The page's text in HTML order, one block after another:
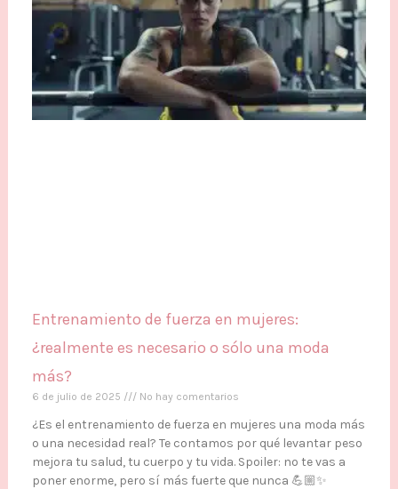
Entrenamiento de fuerza en mujeres:
¿realmente es necesario o sólo una moda
más?
6 de julio de 2025 No hay comentarios
¿Es el entrenamiento de fuerza en mujeres una moda más
o una necesidad real? Te contamos por qué levantar peso
mejora tu salud, tu cuerpo y tu vida. Spoiler: no te vas a
poner enorme, pero sí más fuerte que nunca 💪🏼✨